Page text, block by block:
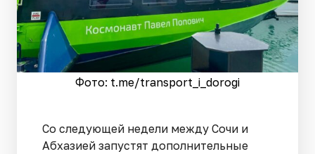
Фото: t.me/transport_i_dorogi
Со следующей недели между Сочи и
Абхазией запустят дополнительные